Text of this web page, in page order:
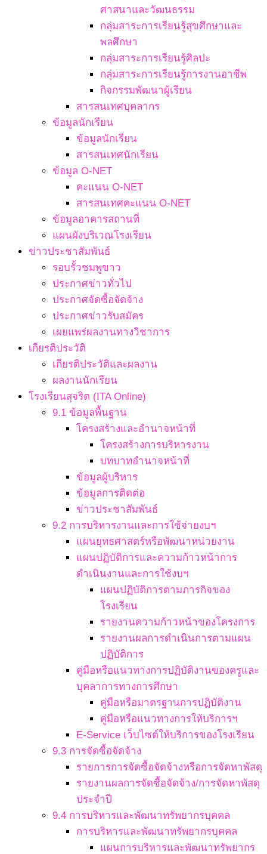
ศาสนาและวัฒนธรรม
กลุ่มสาระการเรียนรู้สุขศึกษาและ
พลศึกษา
กลุ่มสาระการเรียนรู้ศิลปะ
กลุ่มสาระการเรียนรู้การงานอาชีพ
กิจกรรมพัฒนาผู้เรียน
สารสนเทศบุคลากร
ข้อมูลนักเรียน
ข้อมูลนักเรียน
สารสนเทศนักเรียน
ข้อมูล O-NET
คะแนน O-NET
สารสนเทศคะแนน O-NET
ข้อมูลอาคารสถานที่
แผนผังบริเวณโรงเรียน
ข่าวประชาสัมพันธ์
รอบรั้วชมพูขาว
ประกาศข่าวทั่วไป
ประกาศจัดซื้อจัดจ้าง
ประกาศข่าวรับสมัคร
เผยแพร่ผลงานทางวิชาการ
เกียรติประวัติ
เกียรติประวัติและผลงาน
ผลงานนักเรียน
โรงเรียนสุจริต (ITA Online)
9.1 ข้อมูลพื้นฐาน
โครงสร้างและอำนาจหน้าที่
โครงสร้างการบริหารงาน
บทบาทอำนาจหน้าที่
ข้อมูลผู้บริหาร
ข้อมูลการติดต่อ
ข่าวประชาสัมพันธ์
9.2 การบริหารงานและการใช้จ่ายงบฯ
แผนยุทธศาสตร์หรือพัฒนาหน่วยงาน
แผนปฏิบัติการและความก้าวหน้าการ
ดำเนินงานและการใช้งบฯ
แผนปฏิบัติการตามภารกิจของ
โรงเรียน
รายงานความก้าวหน้าของโครงการ
รายงานผลการดำเนินการตามแผน
ปฏิบัติการ
คู่มือหรือแนวทางการปฏิบัติงานของครูและ
บุคลาการทางการศึกษา
คู่มือหรือมาตรฐานการปฏิบัติงาน
คู่มือหรือแนวทางการให้บริการฯ
E-Service เว็บไซต์ให้บริการของโรงเรียน
9.3 การจัดซื้อจัดจ้าง
รายการการจัดซื้อจัดจ้างหรือการจัดหาพัสดุ
รายงานผลการจัดซื้อจัดจ้าง/การจัดหาพัสดุ
ประจำปี
9.4 การบริหารและพัฒนาทรัพยากรบุคคล
การบริหารและพัฒนาทรัพยากรบุคคล
แผนการบริหารและพัฒนาทรัพยากร